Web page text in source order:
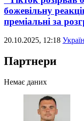
божевільну
преміальні за
20.10.2025, 12:18
Партнери
Немає даних